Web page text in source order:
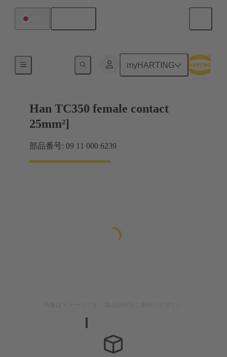
myHARTING
Han TC350 female contact
25mm²]
部品番号: 09 11 000 6239